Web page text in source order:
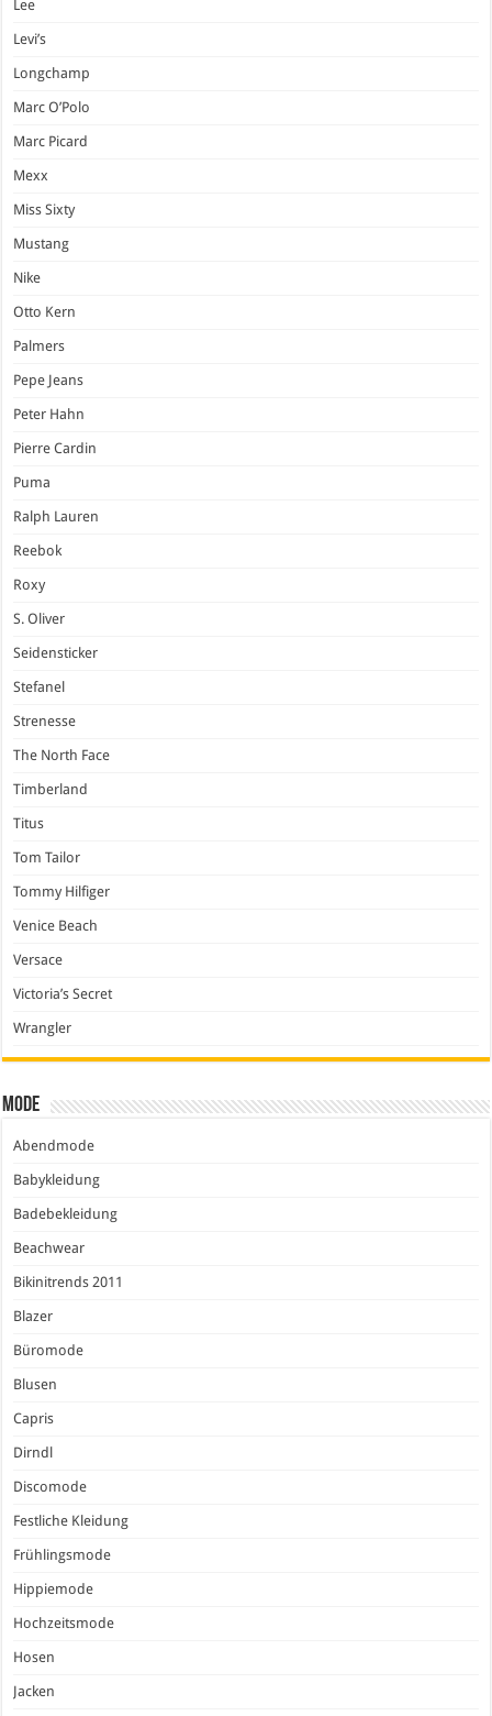
Lee
Levi’s
Longchamp
Marc O’Polo
Marc Picard
Mexx
Miss Sixty
Mustang
Nike
Otto Kern
Palmers
Pepe Jeans
Peter Hahn
Pierre Cardin
Puma
Ralph Lauren
Reebok
Roxy
S. Oliver
Seidensticker
Stefanel
Strenesse
The North Face
Timberland
Titus
Tom Tailor
Tommy Hilfiger
Venice Beach
Versace
Victoria’s Secret
Wrangler
Mode
Abendmode
Babykleidung
Badebekleidung
Beachwear
Bikinitrends 2011
Blazer
Büromode
Blusen
Capris
Dirndl
Discomode
Festliche Kleidung
Frühlingsmode
Hippiemode
Hochzeitsmode
Hosen
Jacken